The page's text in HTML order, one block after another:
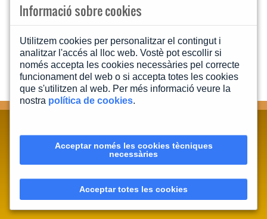
CONTACTA'NS MAPA WEB
INFORMACIÓ LEGAL
POLÍTICA DE COOKIES
Informació sobre cookies
Utilitzem cookies per personalitzar el contingut i
analitzar l'accés al lloc web. Vostè pot escollir si
només accepta les cookies necessàries pel correcte
funcionament del web o si accepta totes les cookies
que s'utilitzen al web. Per més informació veure la
nostra política de cookies.
Acceptar només les cookies tècniques
necessàries
Acceptar totes les cookies